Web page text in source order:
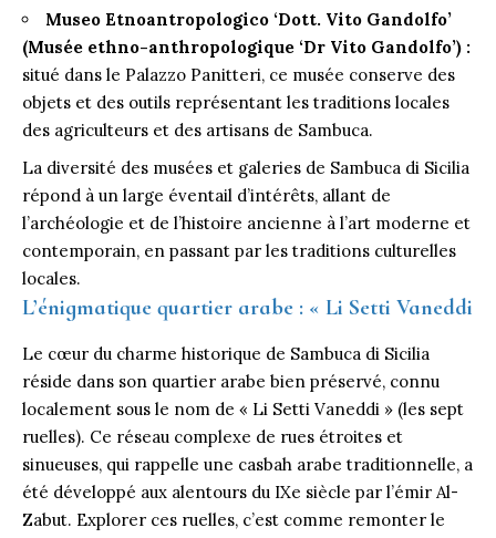
Museo Etnoantropologico ‘Dott. Vito Gandolfo’
(Musée ethno-anthropologique ‘Dr Vito Gandolfo’) :
situé dans le Palazzo Panitteri, ce musée conserve des
objets et des outils représentant les traditions locales
des agriculteurs et des artisans de Sambuca.
La diversité des musées et galeries de Sambuca di Sicilia
répond à un large éventail d’intérêts, allant de
l’archéologie et de l’histoire ancienne à l’art moderne et
contemporain, en passant par les traditions culturelles
locales.
L’énigmatique quartier arabe : « Li Setti Vaneddi
Le cœur du charme historique de Sambuca di Sicilia
réside dans son quartier arabe bien préservé, connu
localement sous le nom de « Li Setti Vaneddi » (les sept
ruelles). Ce réseau complexe de rues étroites et
sinueuses, qui rappelle une casbah arabe traditionnelle, a
été développé aux alentours du IXe siècle par l’émir Al-
Zabut. Explorer ces ruelles, c’est comme remonter le